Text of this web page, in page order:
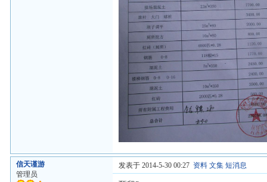
信天谨游
管理员
发表于 2014-5-30 00:27 资料 文集 短消息